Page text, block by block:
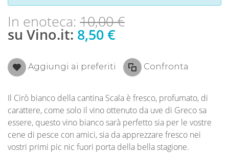
In enoteca: 10,00 €
su Vino.it: 8,50 €
Aggiungi ai preferiti Confronta
Il Cirò bianco della cantina Scala è fresco, profumato, di
carattere, come solo il vino ottenuto da uve di Greco sa
essere, questo vino bianco sarà perfetto sia per le vostre
cene di pesce con amici, sia da apprezzare fresco nei
vostri primi pic nic fuori porta della bella stagione.